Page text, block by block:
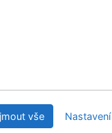
knihovna -
vše Nastavení